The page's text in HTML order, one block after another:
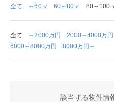
全て ～60㎡ 60～80㎡ 80～100
全て ～2000万円 2000～4000万円
6000～8000万円
8000万円～
該当する物件情